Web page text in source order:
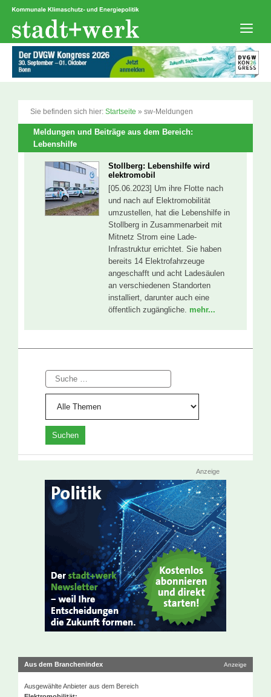
Zum
springen
Sie befinden sich hier: Startseite » sw-Meldungen
Meldungen und Beiträge aus dem Bereich:
Lebenshilfe
Stollberg: Lebenshilfe wird
elektromobil
[05.06.2023] Um ihre Flotte nach
und nach auf Elektromobilität
umzustellen, hat die Lebenshilfe in
Stollberg in Zusammenarbeit mit
Mitnetz Strom eine Lade-
Infrastruktur errichtet. Sie haben
bereits 14 Elektrofahrzeuge
angeschafft und acht Ladesäulen
an verschiedenen Standorten
installiert, darunter auch eine
öffentlich zugängliche. mehr...
Suche
Anzeige
Aus dem Branchenindex Anzeige
Ausgewählte Anbieter aus dem Bereich